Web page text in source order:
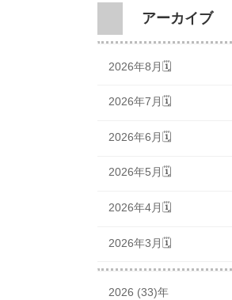
アーカイブ
2026年8月🗓
2026年7月🗓
2026年6月🗓
2026年5月🗓
2026年4月🗓
2026年3月🗓
2026 (33)年